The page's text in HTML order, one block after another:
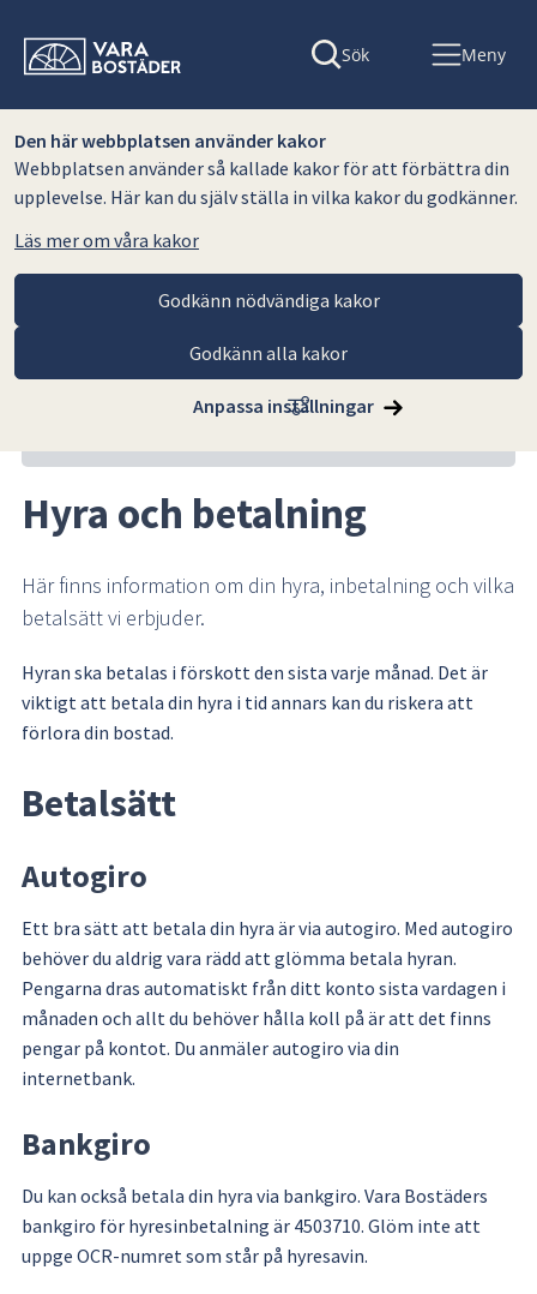
Den här webbplatsen använder kakor
Webbplatsen använder så kallade kakor för att förbättra din
upplevelse. Här kan du själv ställa in vilka kakor du godkänner.
Läs mer om våra kakor
Godkänn nödvändiga kakor
Godkänn alla kakor
Anpassa inställningar
Sök Meny
Vara Bostäder AB För hyresgäster Hyra och betalning
Hyra och betalning
Här finns information om din hyra, inbetalning och vilka
betalsätt vi erbjuder.
Hyran ska betalas i förskott den sista varje månad. Det är
viktigt att betala din hyra i tid annars kan du riskera att
förlora din bostad.
Betalsätt
Autogiro
Ett bra sätt att betala din hyra är via autogiro. Med autogiro
behöver du aldrig vara rädd att glömma betala hyran.
Pengarna dras automatiskt från ditt konto sista vardagen i
månaden och allt du behöver hålla koll på är att det finns
pengar på kontot. Du anmäler autogiro via din
internetbank.
Bankgiro
Du kan också betala din hyra via bankgiro. Vara Bostäders
bankgiro för hyresinbetalning är 4503710. Glöm inte att
uppge OCR-numret som står på hyresavin.